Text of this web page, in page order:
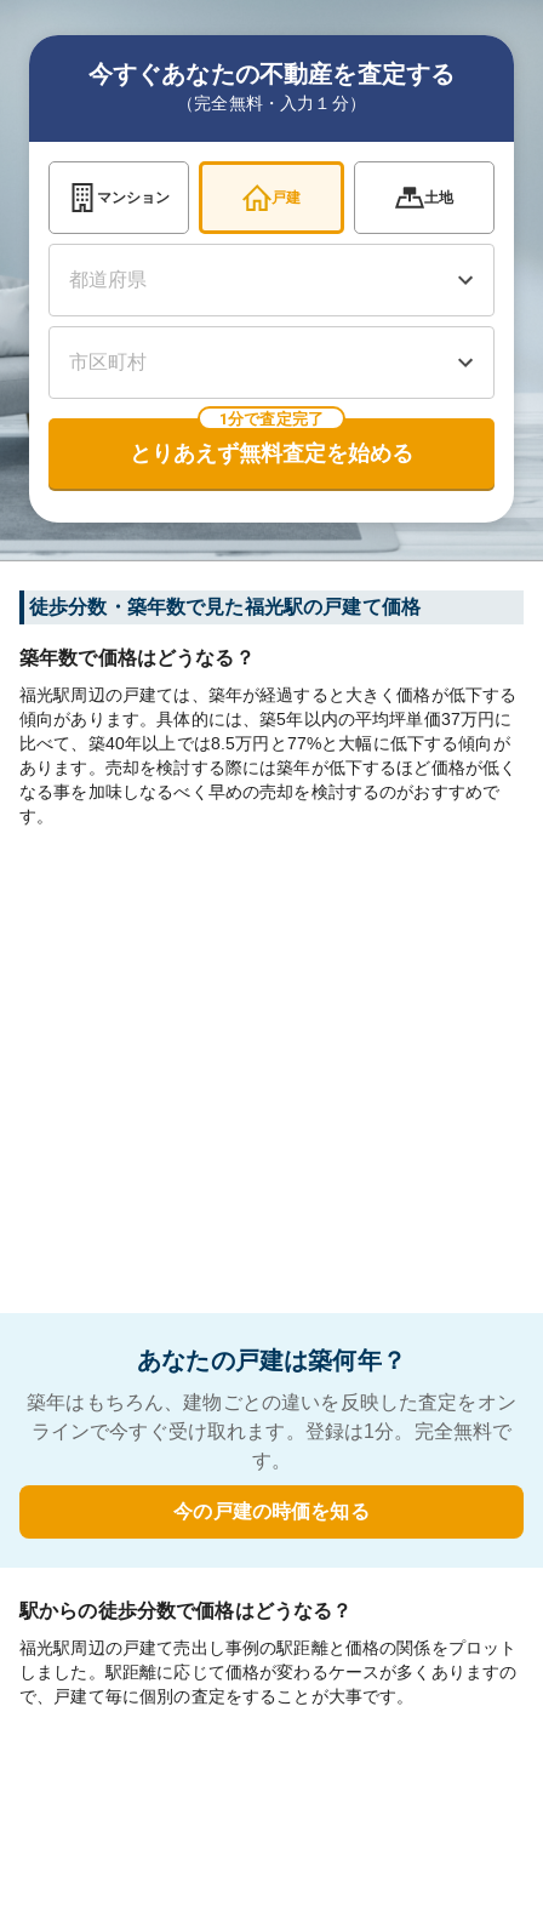
今すぐあなたの不動産を査定する
（完全無料・入力１分）
マンション 戸建 土地
1分で査定完了
とりあえず無料査定を始める
徒歩分数・築年数で見た福光駅の戸建て価格
築年数で価格はどうなる？
福光駅周辺の戸建ては、築年が経過すると大きく価格が低下する
傾向があります。具体的には、築5年以内の平均坪単価37万円に
比べて、築40年以上では8.5万円と77%と大幅に低下する傾向が
あります。売却を検討する際には築年が低下するほど価格が低く
なる事を加味しなるべく早めの売却を検討するのがおすすめで
す。
あなたの戸建は築何年？
築年はもちろん、建物ごとの違いを反映した査定をオン
ラインで今すぐ受け取れます。登録は1分。完全無料で
す。
今の戸建の時価を知る
駅からの徒歩分数で価格はどうなる？
福光駅周辺の戸建て売出し事例の駅距離と価格の関係をプロット
しました。駅距離に応じて価格が変わるケースが多くありますの
で、戸建て毎に個別の査定をすることが大事です。